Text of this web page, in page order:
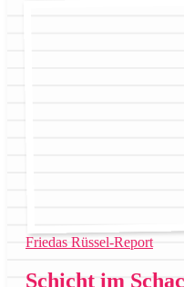
Friedas Rüssel-Report
Schicht im